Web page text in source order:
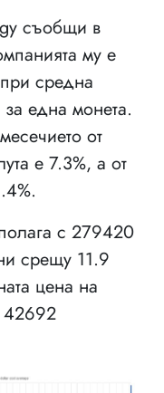
съобщи в
му е
средна
една монета.
от
е 7.3%, а от
с 279420
срещу 11.9
цена на
42692